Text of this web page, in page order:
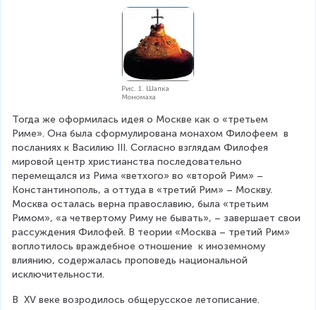
Рис. 1. Шапка
Мономаха
Тогда же оформилась идея о Москве как о «третьем
Риме». Она была сформулирована монахом Филофеем  в
посланиях к Василию III. Согласно взглядам Филофея
мировой центр христианства последовательно
перемещался из Рима «ветхого» во «второй Рим» –
Константинополь, а оттуда в «третий Рим» – Москву.
Москва осталась верна православию, была «третьим
Римом», «а четвертому Риму не бывать», – завершает свои
рассуждения Филофей. В теории «Москва – третий Рим»
воплотилось враждебное отношение  к иноземному
влиянию, содержалась проповедь национальной
исключительности.
В  XV веке возродилось общерусское летописание.